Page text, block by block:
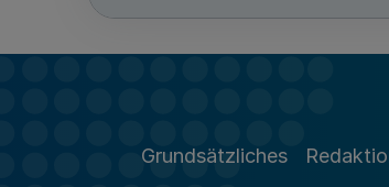
c. § 2 Satz 2 Nr. 13 wird wie
Grundsätzliches